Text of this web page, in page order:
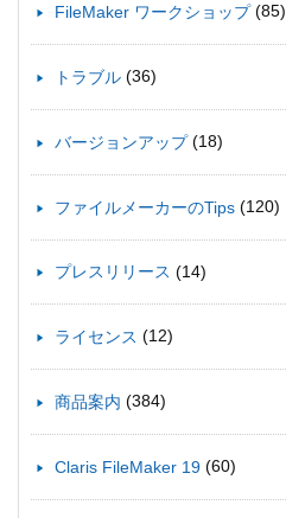
FileMaker ワークショップ(85)
トラブル (36)
バージョンアップ(18)
ファイルメーカーのTips (120)
プレスリリース (14)
ライセンス (12)
商品案内 (384)
Claris FileMaker 19 (60)